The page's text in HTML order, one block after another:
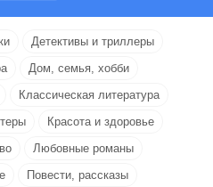
Детективы и триллеры
Дом, семья, хобби
Классическая литература
Красота и здоровье
Любовные романы
Повести, рассказы